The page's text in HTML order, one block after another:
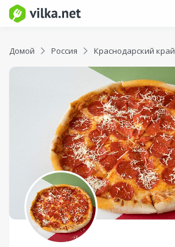
Домой Россия Краснодарский край